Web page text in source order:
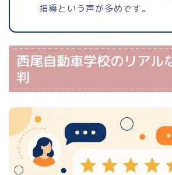
指導という声が多めです。
西尾自動車学校のリアル
判